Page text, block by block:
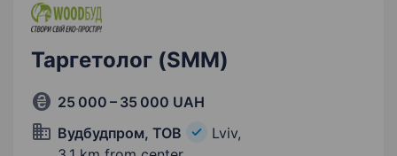
Таргетолог (SMM)
25 000 – 35 000 UAH
Вудбудпром, ТОВ
Lviv,